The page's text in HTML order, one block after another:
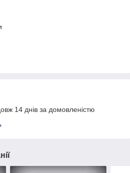
14 днів за домовленістю